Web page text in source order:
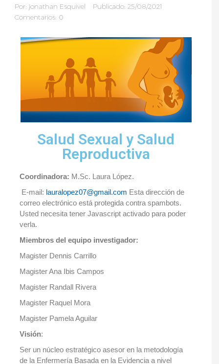
Por: jonathan Esquivel
Publicado: 25/08/2021
Comentarios: 0
Salud Sexual y Salud
Reproductiva
Coordinadora: M.Sc. Laura López.
E-mail: lauralopez07@gmail.com Esta dirección de
correo electrónico está protegida contra spambots.
Usted necesita tener Javascript activado para poder
verla.
Miembros del equipo investigador:
Magister Dennis Carrillo
Magister Ana Ibis Campos
Magister Randall Rivera
Magister Raquel Mora
Magister Pamela Aguilar
Visión:
Ser un núcleo estratégico asesor en la metodología
de la Enfermería Basada en la Evidencia a nivel